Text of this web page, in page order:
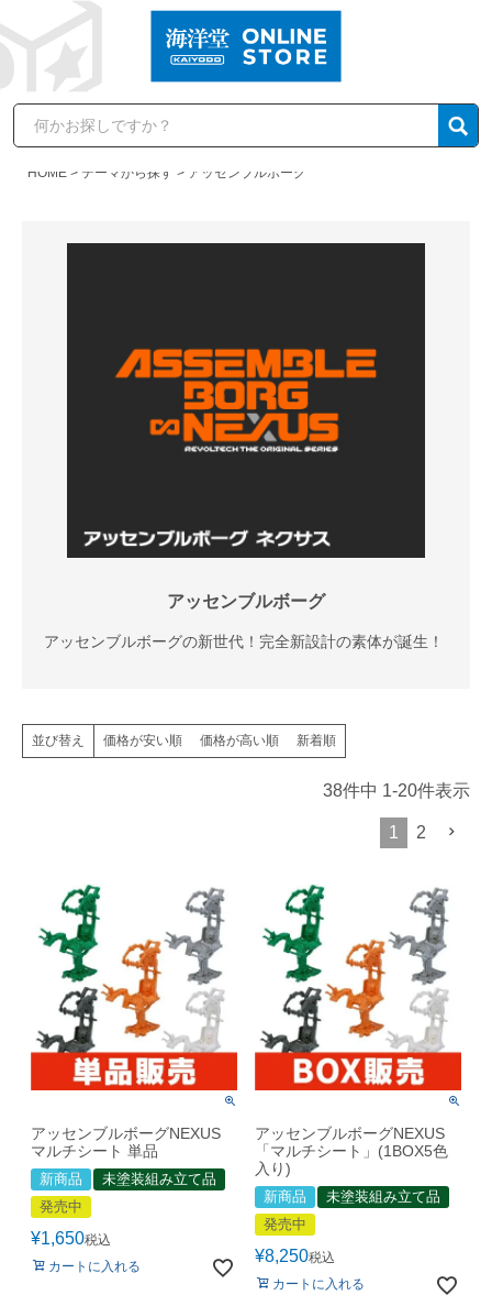
HOME テーマから探す アッセンブルボーグ
アッセンブルボーグ
アッセンブルボーグの新世代！完全新設計の素体が誕生！
並び替え 価格が安い順 価格が高い順 新着順
38件中 1-20件表示
1 2
アッセンブルボーグNEXUS
マルチシート 単品
新商品
未塗装組み立て品
発売中
¥1,650税込
カートに入れる
アッセンブルボーグNEXUS
「マルチシート」(1BOX5色
入り)
新商品
未塗装組み立て品
発売中
¥8,250税込
カートに入れる